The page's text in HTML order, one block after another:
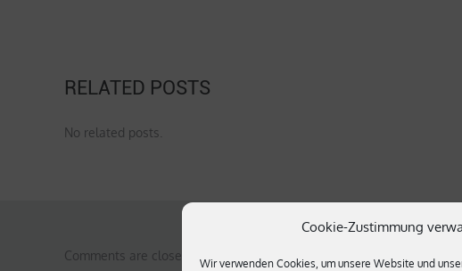
Cookie-Zustimmung
Wir verwenden Cookies, um unsere Website und
RELATED POSTS
No related posts.
Comments are closed here.